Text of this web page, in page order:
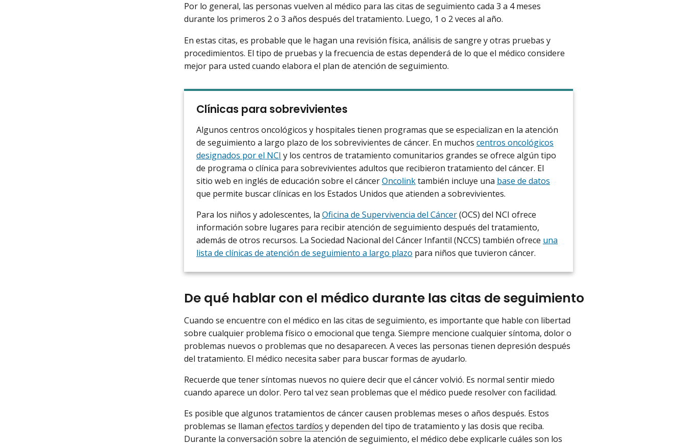
Por lo general, las personas vuelven al médico para las citas de seguimiento cada 3 a 4 meses
durante los primeros 2 o 3 años después del tratamiento. Luego, 1 o 2 veces al año.
En estas citas, es probable que le hagan una revisión física, análisis de sangre y otras pruebas y
procedimientos. El tipo de pruebas y la frecuencia de estas dependerá de lo que el médico considere
mejor para usted cuando elabora el plan de atención de seguimiento.
Clínicas para sobrevivientes
Algunos centros oncológicos y hospitales tienen programas que se especializan en la atención
de seguimiento a largo plazo de los sobrevivientes de cáncer. En muchos centros oncológicos
designados por el NCI y los centros de tratamiento comunitarios grandes se ofrece algún tipo
de programa o clínica para sobrevivientes adultos que recibieron tratamiento del cáncer. El
sitio web en inglés de educación sobre el cáncerOncolinktambién incluye una base de datos
que permite buscar clínicas en los Estados Unidos que atienden a sobrevivientes.
Para los niños y adolescentes, la Oficina de Supervivencia del Cáncer(OCS) del NCI ofrece
información sobre lugares para recibir atención de seguimiento después del tratamiento,
además de otros recursos. La Sociedad Nacional del Cáncer Infantil (NCCS) también ofrece una
lista de clínicas de atención de seguimiento a largo plazo para niños que tuvieron cáncer.
De qué hablar con el médico durante las citas de seguimiento
Cuando se encuentre con el médico en las citas de seguimiento, es importante que hable con libertad
sobre cualquier problema físico o emocional que tenga. Siempre mencione cualquier síntoma, dolor o
problemas nuevos o problemas que no desaparecen. A veces las personas tienen depresión después
del tratamiento. El médico necesita saber para buscar formas de ayudarlo.
Recuerde que tener síntomas nuevos no quiere decir que el cáncer volvió. Es normal sentir miedo
cuando aparece un dolor. Pero tal vez sean problemas que el médico puede resolver con facilidad.
Es posible que algunos tratamientos de cáncer causen problemas meses o años después. Estos
problemas se llaman efectos tardíos y dependen del tipo de tratamiento y las dosis que reciba.
Durante la conversación sobre la atención de seguimiento, el médico debe explicarle cuáles son los